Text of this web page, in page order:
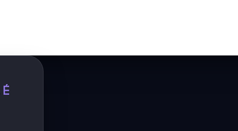
É